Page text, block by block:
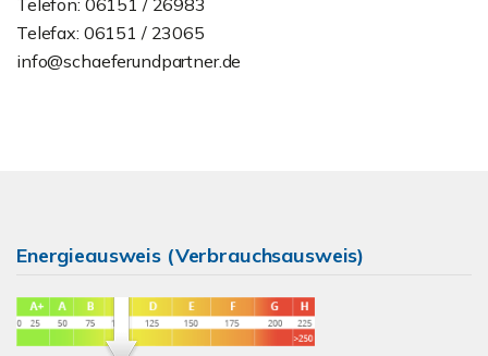
Telefon: 06151 / 26983
Telefax: 06151 / 23065
info@schaeferundpartner.de
Energieausweis (Verbrauchsausweis)